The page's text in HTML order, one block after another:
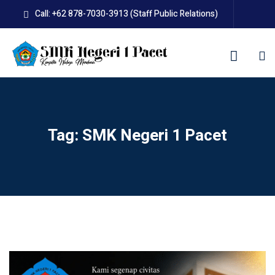
content
Call: +62 878-7030-3913 (Staff Public Relations)
Tag: SMK Negeri 1 Pacet